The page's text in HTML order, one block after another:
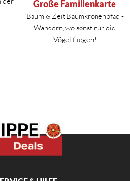
Große Familienkarte
Baum & Zeit Baumkronenpfad -
Wandern, wo sonst nur die
Vögel fliegen!